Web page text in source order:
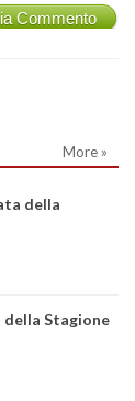
Commento
More »
della
Stagione